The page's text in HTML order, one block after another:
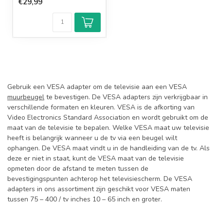
Gebruik een VESA adapter om de televisie aan een VESA
muurbeugel te bevestigen. De VESA adapters zijn verkrijgbaar in
verschillende formaten en kleuren. VESA is de afkorting van
Video Electronics Standard Association en wordt gebruikt om de
maat van de televisie te bepalen. Welke VESA maat uw televisie
heeft is belangrijk wanneer u de tv via een beugel wilt
ophangen. De VESA maat vindt u in de handleiding van de tv. Als
deze er niet in staat, kunt de VESA maat van de televisie
opmeten door de afstand te meten tussen de
bevestigingspunten achterop het televisiescherm. De VESA
adapters in ons assortiment zijn geschikt voor VESA maten
tussen 75 – 400 / tv inches 10 – 65 inch en groter.